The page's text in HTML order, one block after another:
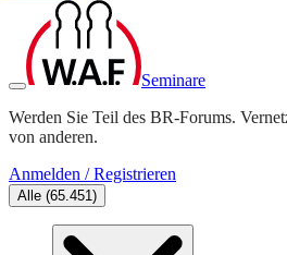
Seminare
Werden Sie Teil des BR-Forums.
von anderen.
Anmelden / Registrieren
Alle (65.451)